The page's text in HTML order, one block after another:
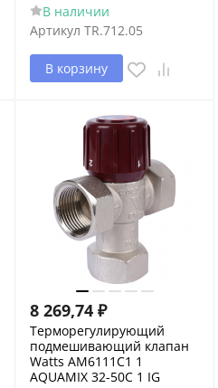
В наличии
Артикул TR.712.05
В корзину
8 269,74 ₽
Терморегулирующий
подмешивающий клапан
Watts AM6111C1 1
AQUAMIX 32-50C 1 IG